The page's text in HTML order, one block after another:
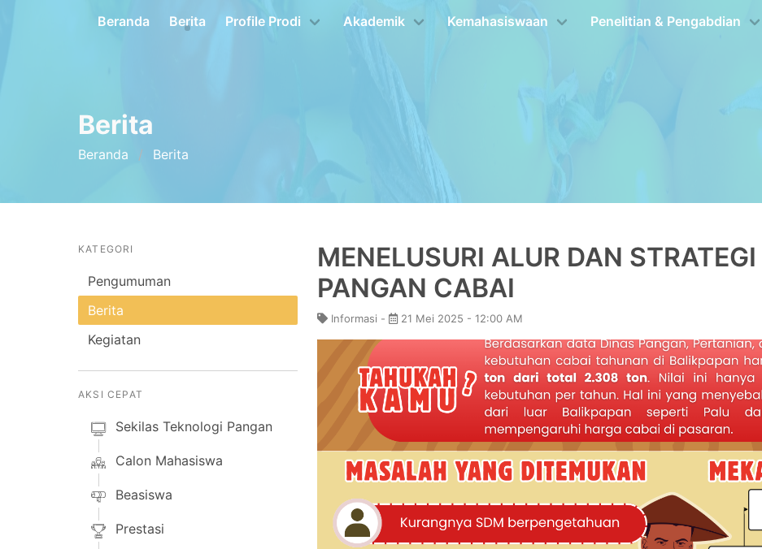
Beranda Berita Profile Prodi Akademik Kemahasiswaan Penelitian & Pengabdian
Berita
Beranda Berita
KATEGORI
Pengumuman
Berita
Kegiatan
AKSI CEPAT
Sekilas Teknologi Pangan
Calon Mahasiswa
Beasiswa
Prestasi
MENELUSURI ALUR DAN
PANGAN CABAI
Informasi - 21 Mei 2025 - 12:00 AM